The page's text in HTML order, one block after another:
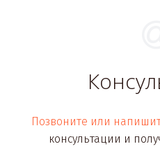
Позвоните или
консультации и